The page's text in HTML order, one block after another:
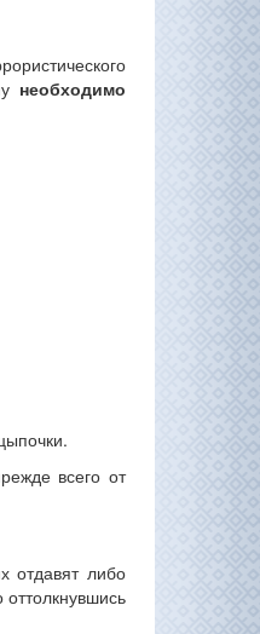
необходимо
всего от
отдавят либо